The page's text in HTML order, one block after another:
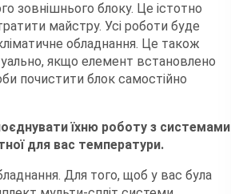
зовнішнього блоку. Це істотно
майстру. Усі роботи буде
обладнання. Це також
якщо елемент встановлено
почистити блок самостійно
їхню роботу з системами
для вас температури.
Для того, щоб у вас була